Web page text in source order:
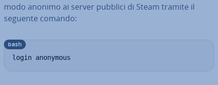
modo anonimo ai server pubblici di Steam tramite il
seguente comando:
login anonymous
bash